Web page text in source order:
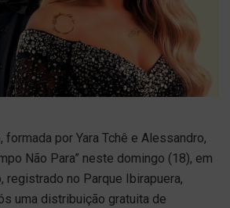
formada por Yara Tchê e Alessandro,
Não Para” neste domingo (18), em
registrado no Parque Ibirapuera,
uma distribuição gratuita de